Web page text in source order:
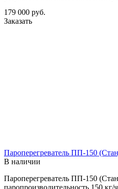
179 000 руб.
Заказать
Пароперегреватель ПП-150
В наличии
Пароперегреватель ПП-150
паропроизводительность 150 кг/